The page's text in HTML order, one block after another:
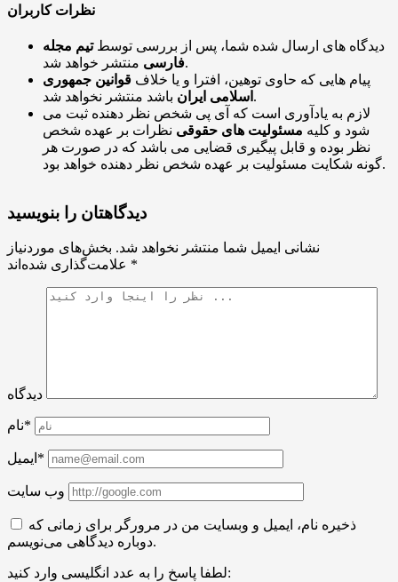
نظرات کاربران
دیدگاه های ارسال شده شما، پس از بررسی توسطتیم مجله
فارسیمنتشر خواهد شد.
پیام هایی که حاوی توهین، افترا و یا خلاف قوانین جمهوری
اسلامی ایران باشد منتشر نخواهد شد.
لازم به یادآوری است که آی پی شخص نظر دهنده ثبت می
شود و کلیه مسئولیت های حقوقی نظرات بر عهده شخص
نظر بوده و قابل پیگیری قضایی می باشد که در صورت هر
گونه شکایت مسئولیت بر عهده شخص نظر دهنده خواهد بود.
دیدگاهتان را بنویسید
نشانی ایمیل شما منتشر نخواهد شد. بخش‌های موردنیاز
*
دیدگاه
نام*
ایمیل*
وب سایت
ذخیره نام، ایمیل و وبسایت من در مرورگر برای زمانی که
دوباره دیدگاهی می‌نویسم.
لطفا پاسخ را به عدد انگلیسی وارد کنید: